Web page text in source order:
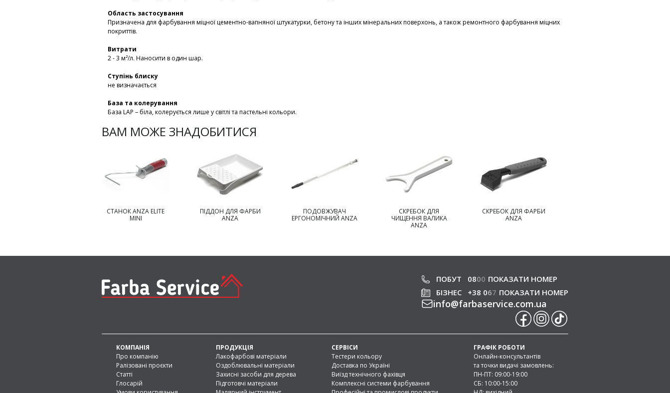
Область застосування
Призначена для фарбування міцної цементно-вапняної штукатурки, бетону та інших мінеральних поверхонь, а також ремонтного фарбування міцних
покриттів.
Витрати
2 - 3 м²/л. Наносити в один шар.
Ступінь блиску
не визначається
База та колерування
База LАР – біла, колерується лише у світлі та пастельні кольори.
ВАМ МОЖЕ ЗНАДОБИТИСЯ
СТАНОК ANZA ELITE
MINI
ПІДДОН ДЛЯ ФАРБИ
ANZA
ПОДОВЖУВАЧ
ЕРГОНОМІЧНИЙ ANZA
СКРЕБОК ДЛЯ
ЧИЩЕННЯ ВАЛИКА
ANZA
СКРЕБОК ДЛЯ ФАРБИ
ANZA
ПОБУТ 0800 ПОКАЗАТИ НОМЕР
БІЗНЕС
+38 067 ПОКАЗАТИ НОМЕР
info@farbaservice.com.ua
КОМПАНІЯ
Про компанію
Ралізовані проєкти
Статті
Глосарій
ПРОДУКЦІЯ
Лакофарбові матеріали
Оздоблювальні матеріали
Захисні засоби для дерева
Підготовчі матеріали
СЕРВІСИ
Тестери кольору
Доставка по Україні
Виїзд технічного фахівця
Комплексні системи фарбування
ГРАФІК РОБОТИ
Онлайн-консультантів
та точки видачі замовлень:
ПН-ПТ: 09:00-19:00
СБ: 10:00-15:00